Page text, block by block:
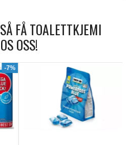
FÅ TOALETTKJEMI
OSS!
-7%